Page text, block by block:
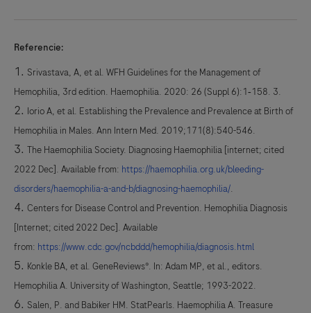
Referencie:
Srivastava, A, et al. WFH Guidelines for the Management of
Hemophilia, 3rd edition. Haemophilia. 2020: 26 (Suppl 6):1‐158. 3.
Iorio A, et al. Establishing the Prevalence and Prevalence at Birth of
Hemophilia in Males. Ann Intern Med. 2019;171(8):540-546.
The Haemophilia Society. Diagnosing Haemophilia [internet; cited
2022 Dec]. Available from: https://haemophilia.org.uk/bleeding-
disorders/haemophilia-a-and-b/diagnosing-haemophilia/.
Centers for Disease Control and Prevention. Hemophilia Diagnosis
[Internet; cited 2022 Dec]. Available
from: https://www.cdc.gov/ncbddd/hemophilia/diagnosis.html
Konkle BA, et al. GeneReviews®. In: Adam MP, et al., editors.
Hemophilia A. University of Washington, Seattle; 1993-2022.
Salen, P. and Babiker HM. StatPearls. Haemophilia A. Treasure